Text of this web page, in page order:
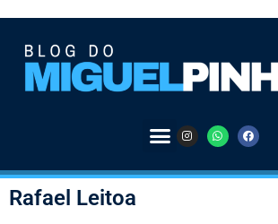
Rafael Leitoa